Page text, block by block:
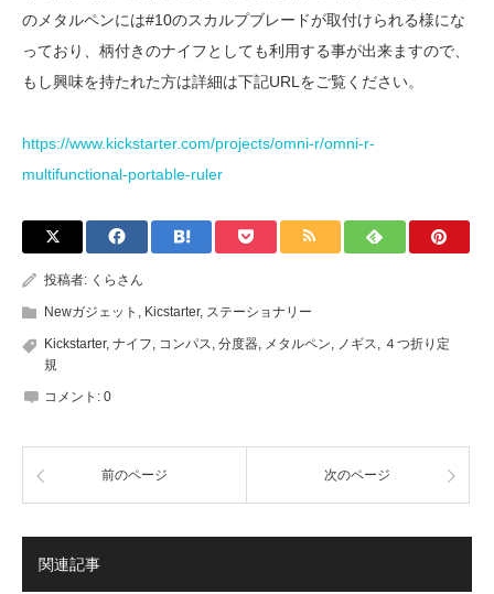
のメタルペンには#10のスカルプブレードが取付けられる様にな
っており、柄付きのナイフとしても利用する事が出来ますので、
もし興味を持たれた方は詳細は下記URLをご覧ください。
https://www.kickstarter.com/projects/omni-r/omni-r-
multifunctional-portable-ruler
投稿者: くらさん
Newガジェット , Kicstarter, ステーショナリー
Kickstarter, ナイフ, コンパス, 分度器, メタルペン, ノギス, ４つ折り定
規
コメント: 0
前のページ 次のページ
関連記事